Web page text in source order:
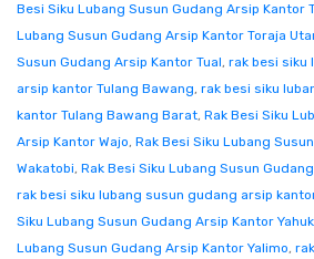
Besi Siku Lubang Susun Gudang Arsip Kantor
Lubang Susun Gudang Arsip Kantor Toraja
Susun Gudang Arsip Kantor Tual, rak besi siku
arsip kantor Tulang Bawang, rak besi siku
kantor Tulang Bawang Barat, Rak Besi Siku
Arsip Kantor Wajo, Rak Besi Siku Lubang
Wakatobi, Rak Besi Siku Lubang Susun
rak besi siku lubang susun gudang arsip
Siku Lubang Susun Gudang Arsip Kantor
Lubang Susun Gudang Arsip Kantor Yalimo,